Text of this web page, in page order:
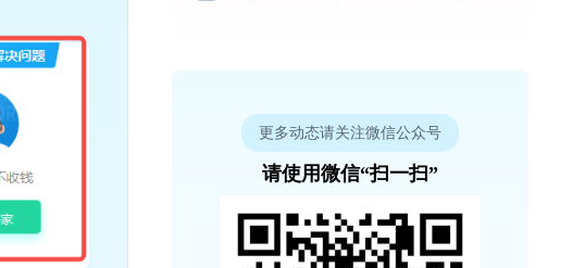
更多动态请关注微信公众号
请使用微信“扫一扫”